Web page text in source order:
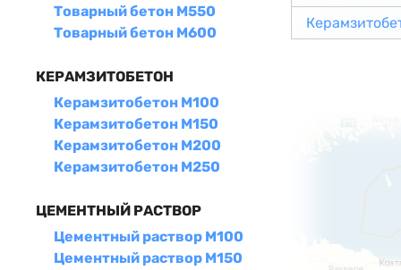
Товарный бетон М550
Товарный бетон М600
КЕРАМЗИТОБЕТОН
Керамзитобетон М100
Керамзитобетон М150
Керамзитобетон М200
Керамзитобетон М250
ЦЕМЕНТНЫЙ РАСТВОР
Цементный раствор М100
Цементный раствор М150